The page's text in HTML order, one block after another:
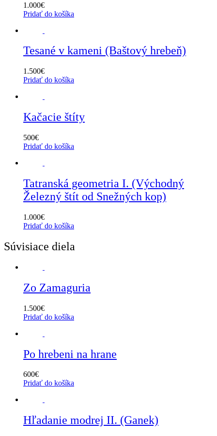
1.000€
Pridať do košíka
Tesané v kameni (Baštový hrebeň)
1.500€
Pridať do košíka
Kačacie štíty
500€
Pridať do košíka
Tatranská geometria I. (Východný
Železný štít od Snežných kop)
1.000€
Pridať do košíka
Súvisiace diela
Zo Zamaguria
1.500€
Pridať do košíka
Po hrebeni na hrane
600€
Pridať do košíka
Hľadanie modrej II. (Ganek)